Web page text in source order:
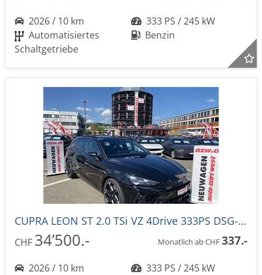
2026 / 10 km
333 PS / 245 kW
Automatisiertes
Schaltgetriebe
Benzin
CUPRA LEON ST 2.0 TSi VZ 4Drive 333PS DSG-Automat -43%!
CHF 34’500.- Monatlich ab CHF337.-
2026 / 10 km
333 PS / 245 kW